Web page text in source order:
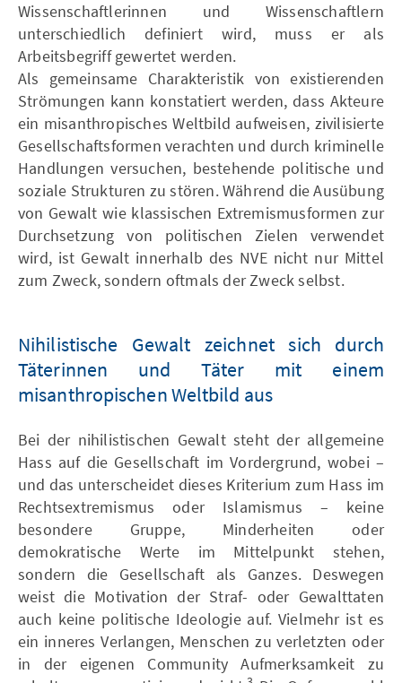
Wissenschaftlerinnen und Wissenschaftlern
unterschiedlich definiert wird, muss er als
Arbeitsbegriff gewertet werden.
Als gemeinsame Charakteristik von existierenden
Strömungen kann konstatiert werden, dass Akteure
ein misanthropisches Weltbild aufweisen, zivilisierte
Gesellschaftsformen verachten und durch kriminelle
Handlungen versuchen, bestehende politische und
soziale Strukturen zu stören. Während die Ausübung
von Gewalt wie klassischen Extremismusformen zur
Durchsetzung von politischen Zielen verwendet
wird, ist Gewalt innerhalb des NVE nicht nur Mittel
zum Zweck, sondern oftmals der Zweck selbst.
Nihilistische Gewalt zeichnet sich durch
Täterinnen und Täter mit einem
misanthropischen Weltbild aus
Bei der nihilistischen Gewalt steht der allgemeine
Hass auf die Gesellschaft im Vordergrund, wobei –
und das unterscheidet dieses Kriterium zum Hass im
Rechtsextremismus oder Islamismus – keine
besondere Gruppe, Minderheiten oder
demokratische Werte im Mittelpunkt stehen,
sondern die Gesellschaft als Ganzes. Deswegen
weist die Motivation der Straf- oder Gewalttaten
auch keine politische Ideologie auf. Vielmehr ist es
ein inneres Verlangen, Menschen zu verletzten oder
in der eigenen Community Aufmerksamkeit zu